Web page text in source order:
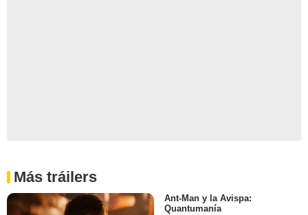
Más tráilers
Ant-Man y la Avispa:
Quantumanía